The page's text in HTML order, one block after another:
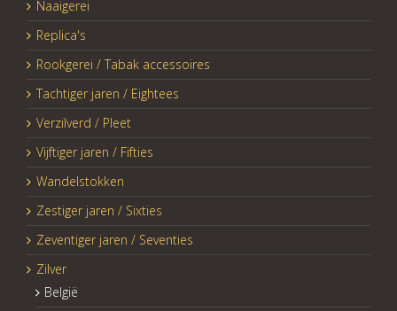
Naaigerei
Replica's
Rookgerei / Tabak accessoires
Tachtiger jaren / Eightees
Verzilverd / Pleet
Vijftiger jaren / Fifties
Wandelstokken
Zestiger jaren / Sixties
Zeventiger jaren / Seventies
Zilver
België